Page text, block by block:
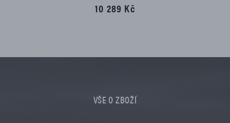
10 289 Kč
VŠE O ZBOŽÍ